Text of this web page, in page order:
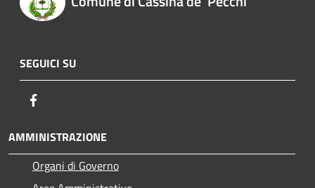
SEGUICI SU
AMMINISTRAZIONE
Organi di Governo